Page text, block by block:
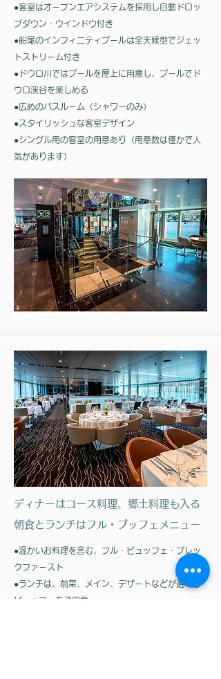
●客室はオープンエアシステムを採用し自動ドロッ
プダウン・ウインドウ付き
●船尾のインフィニティプールは全天候型でジェッ
トストリーム付き
●ドウロ川ではプールを屋上に用意し、プールでド
ウロ渓谷を楽しめる
●広めのバスルーム（シャワーのみ）
●スタイリッシュな客室デザイン
​●シングル用の客室の用意あり（用意数は僅かで人
気があります）
ディナーはコース料理​、郷土料理も入る
朝食とランチはフル・ブッフェメニュー
●温かいお料理を含む、フル・ビュッフェ・ブレッ
クファースト
●ランチは、前菜、メイン、デザートなどが選べる
ビュッフェをご用意